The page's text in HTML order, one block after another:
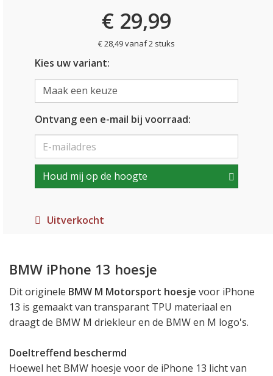
€ 29,99
€ 28,49 vanaf 2 stuks
Kies uw variant:
Ontvang een e-mail bij voorraad:
Houd mij op de hoogte
Uitverkocht
BMW iPhone 13 hoesje
Dit originele BMW M Motorsport hoesje voor iPhone
13 is gemaakt van transparant TPU materiaal en
draagt de BMW M driekleur en de BMW en M logo's.
Doeltreffend beschermd
Hoewel het BMW hoesje voor de iPhone 13 licht van